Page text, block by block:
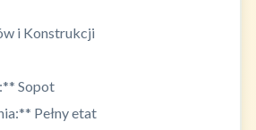
i Konstrukcji
Sopot
Pełny etat